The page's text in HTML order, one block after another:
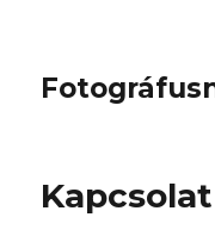
Kapcsolat